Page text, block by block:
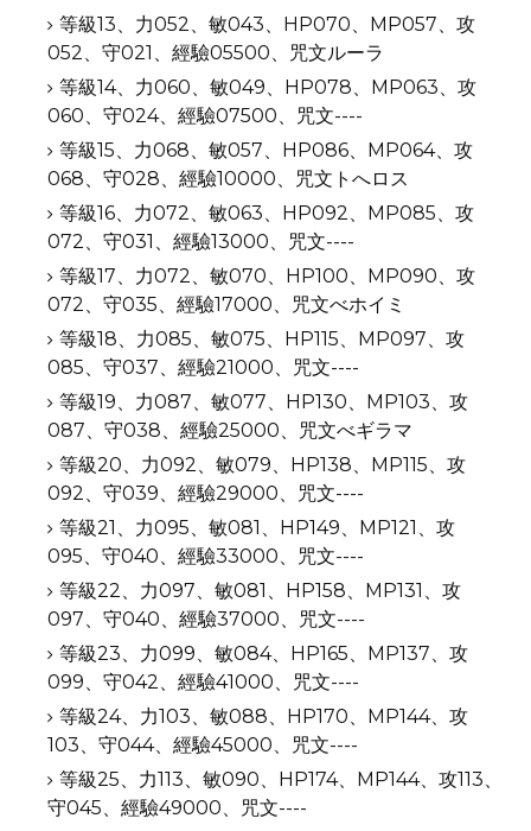
等級13、力052、敏043、HP070、MP057、攻
052、守021、經驗05500、咒文ルーラ
等級14、力060、敏049、HP078、MP063、攻
060、守024、經驗07500、咒文----
等級15、力068、敏057、HP086、MP064、攻
068、守028、經驗10000、咒文トへロス
等級16、力072、敏063、HP092、MP085、攻
072、守031、經驗13000、咒文----
等級17、力072、敏070、HP100、MP090、攻
072、守035、經驗17000、咒文べホイミ
等級18、力085、敏075、HP115、MP097、攻
085、守037、經驗21000、咒文----
等級19、力087、敏077、HP130、MP103、攻
087、守038、經驗25000、咒文べギラマ
等級20、力092、敏079、HP138、MP115、攻
092、守039、經驗29000、咒文----
等級21、力095、敏081、HP149、MP121、攻
095、守040、經驗33000、咒文----
等級22、力097、敏081、HP158、MP131、攻
097、守040、經驗37000、咒文----
等級23、力099、敏084、HP165、MP137、攻
099、守042、經驗41000、咒文----
等級24、力103、敏088、HP170、MP144、攻
103、守044、經驗45000、咒文----
等級25、力113、敏090、HP174、MP144、攻113、
守045、經驗49000、咒文----